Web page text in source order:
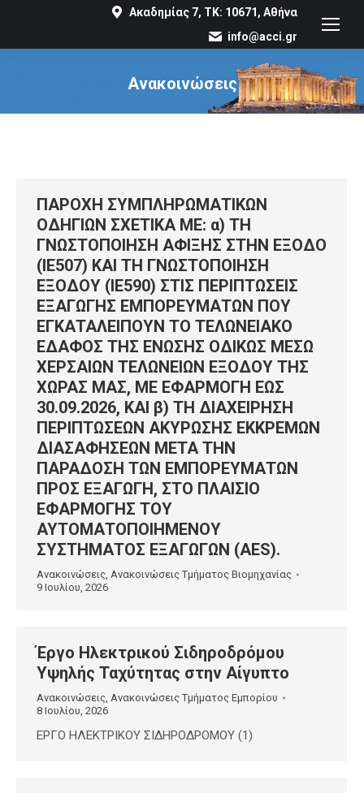
Ακαδημίας 7, ΤΚ: 10671, Αθήνα
info@acci.gr
Ανακοινώσεις
You are here:
ΠΑΡΟΧΗ ΣΥΜΠΛΗΡΩΜΑΤΙΚΩΝ
ΟΔΗΓΙΩΝ ΣΧΕΤΙΚΑ ΜΕ: α) ΤΗ
ΓΝΩΣΤΟΠΟΙΗΣΗ ΑΦΙΞΗΣ ΣΤΗΝ ΕΞΟΔΟ
(ΙΕ507) ΚΑΙ ΤΗ ΓΝΩΣΤΟΠΟΙΗΣΗ
ΕΞΟΔΟΥ (ΙΕ590) ΣΤΙΣ ΠΕΡΙΠΤΩΣΕΙΣ
ΕΞΑΓΩΓΗΣ ΕΜΠΟΡΕΥΜΑΤΩΝ ΠΟΥ
ΕΓΚΑΤΑΛΕΙΠΟΥΝ ΤΟ ΤΕΛΩΝΕΙΑΚΟ
ΕΔΑΦΟΣ ΤΗΣ ΕΝΩΣΗΣ ΟΔΙΚΩΣ ΜΕΣΩ
ΧΕΡΣΑΙΩΝ ΤΕΛΩΝΕΙΩΝ ΕΞΟΔΟΥ ΤΗΣ
ΧΩΡΑΣ ΜΑΣ, ΜΕ ΕΦΑΡΜΟΓΗ ΕΩΣ
30.09.2026, ΚΑΙ β) ΤΗ ΔΙΑΧΕΙΡΗΣΗ
ΠΕΡΙΠΤΩΣΕΩΝ ΑΚΥΡΩΣΗΣ ΕΚΚΡΕΜΩΝ
ΔΙΑΣΑΦΗΣΕΩΝ ΜΕΤΑ ΤΗΝ
ΠΑΡΑΔΟΣΗ ΤΩΝ ΕΜΠΟΡΕΥΜΑΤΩΝ
ΠΡΟΣ ΕΞΑΓΩΓΗ, ΣΤΟ ΠΛΑΙΣΙΟ
ΕΦΑΡΜΟΓΗΣ ΤΟΥ
ΑΥΤΟΜΑΤΟΠΟΙΗΜΕΝΟΥ
ΣΥΣΤΗΜΑΤΟΣ ΕΞΑΓΩΓΩΝ (AES).
Ανακοινώσεις, Ανακοινώσεις Τμήματος Βιομηχανίας
9 Ιουλίου, 2026
Έργο Ηλεκτρικού Σιδηροδρόμου
Υψηλής Ταχύτητας στην Αίγυπτο
Ανακοινώσεις, Ανακοινώσεις Τμήματος Εμπορίου
8 Ιουλίου, 2026
ΕΡΓΟ ΗΛΕΚΤΡΙΚΟΥ ΣΙΔΗΡΟΔΡΟΜΟΥ (1)